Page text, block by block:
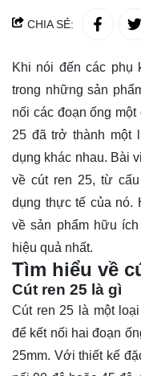
CHIA SẺ:
Khi nói đến các
trong những sản
nối các đoạn ống
25 đã trở thành một
dụng khác nhau. Bài
về cút ren 25, từ
dụng thực tế của nó.
về sản phẩm hữu
hiệu quả nhất.
Tìm hiểu về
Cút ren 25 là gì
Cút ren 25 là một
để kết nối hai đoạn
25mm. Với thiết kế